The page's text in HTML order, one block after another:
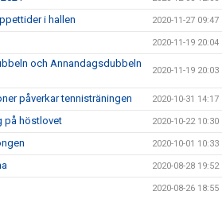
i hallen 2020-11-27 09:47
2020-11-19 20:04
och Annandagsdubbeln
2020-11-19 20:03
påverkar tennisträningen 2020-10-31 14:17
på höstlovet 2020-10-22 10:30
2020-10-01 10:33
2020-08-28 19:52
2020-08-26 18:55